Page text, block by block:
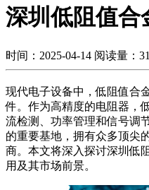
深圳低阻值合
时间：2025-04-14 阅读量：
现代电子设备中，低阻值合
件。作为高精度的电阻器，
流检测、功率管理和信号调
的重要基地，拥有众多顶尖
商。本文将深入探讨深圳低
用及其市场前景。